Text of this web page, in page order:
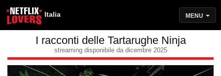
Italia MENU
I racconti delle Tartarughe Ninja
streaming disponibile da dicembre 2025